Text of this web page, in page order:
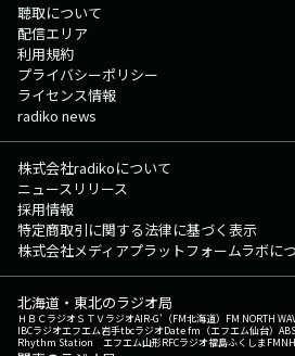
聴取について
配信エリア
利用規約
プライバシーポリシー
ライセンス情報
radiko news
株式会社radikoについて
ニュースリリース
採用情報
特定商取引に関する法律に基づく表示
株式会社メディアプラットフォームラボに
北海道・東北のラジオ局
ＨＢＣラジオＳＴＶラジオAIR-G'（FM北海道） FM NORTH
IBCラジオエフエム岩手tbcラジオDate fm（エフエム仙台）
Rhythm Station エフエム山形RFCラジオ福島ふくしまFM